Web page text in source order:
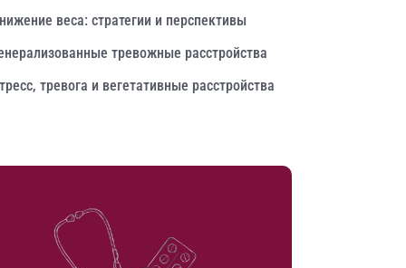
веса: стратегии и перспективы
тревожные расстройства
тревога и вегетативные расстройства